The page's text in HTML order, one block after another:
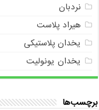
نردبان
هیراد پلاست
یخدان پلاستیکی
یخدان یونولیت
برچسب‌ها